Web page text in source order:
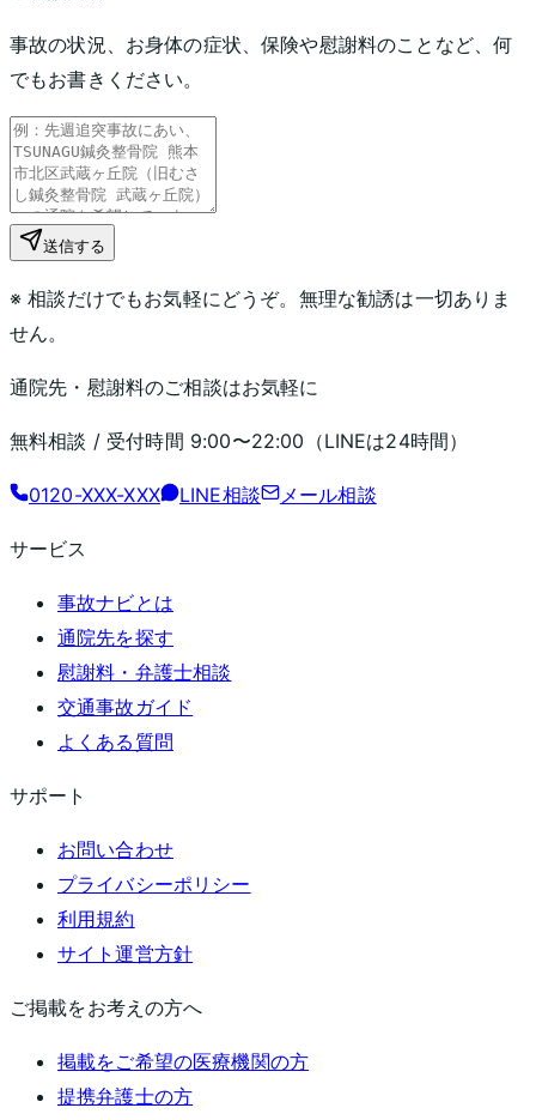
事故の状況、お身体の症状、保険や慰謝料のことなど、何
でもお書きください。
送信する
※ 相談だけでもお気軽にどうぞ。無理な勧誘は一切ありま
せん。
通院先・慰謝料のご相談はお気軽に
無料相談 / 受付時間 9:00〜22:00 （LINEは24時間）
0120-XXX-XXX LINE相談 メール相談
サービス
事故ナビとは
通院先を探す
慰謝料・弁護士相談
交通事故ガイド
よくある質問
サポート
お問い合わせ
プライバシーポリシー
利用規約
サイト運営方針
ご掲載をお考えの方へ
掲載をご希望の医療機関の方
提携弁護士の方